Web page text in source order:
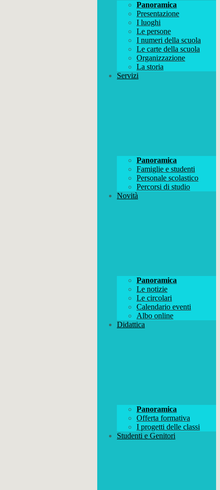
Panoramica
Presentazione
I luoghi
Le persone
I numeri della scuola
Le carte della scuola
Organizzazione
La storia
Servizi
Panoramica
Famiglie e studenti
Personale scolastico
Percorsi di studio
Novità
Panoramica
Le notizie
Le circolari
Calendario eventi
Albo online
Didattica
Panoramica
Offerta formativa
I progetti delle classi
Studenti e Genitori